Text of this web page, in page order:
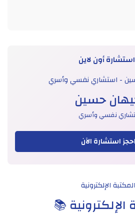
أون لاين
حسين
نفسي وأسري
احجز استشارة الآن
الإلكترونية 📚